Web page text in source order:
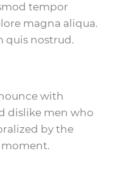
tempor
magna aliqua.
quis nostrud.
with
dislike men who
by the
moment.